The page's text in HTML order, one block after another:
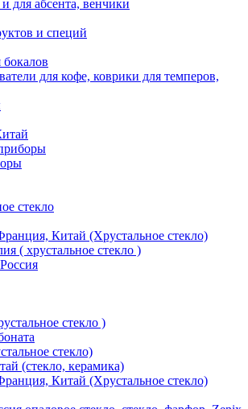
для абсента, венчики
и специй
для кофе, коврики для темперов,
стекло
Китай (Хрустальное стекло)
( хрустальное стекло )
стекло )
стекло)
(стекло, керамика)
Китай (Хрустальное стекло)